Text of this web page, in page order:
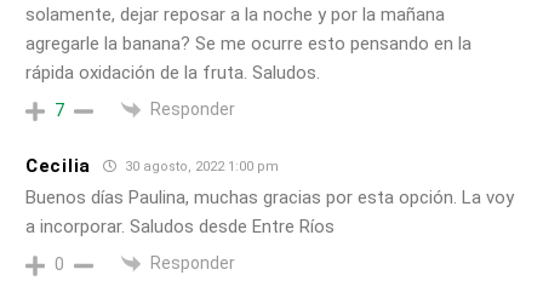
solamente, dejar reposar a la noche y por la mañana
agregarle la banana? Se me ocurre esto pensando en la
rápida oxidación de la fruta. Saludos.
7 Responder
Cecilia 30 agosto, 2022 1:00 pm
Buenos días Paulina, muchas gracias por esta opción. La voy
a incorporar. Saludos desde Entre Ríos
0 Responder